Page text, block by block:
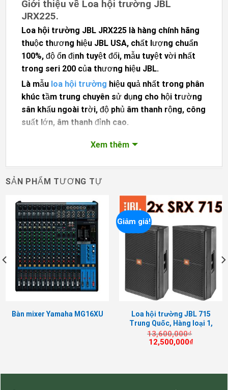
Giới thiệu về Loa hội trường JBL
JRX225.
Loa hội trường JBL JRX225 là hàng chính hãng
thuộc thương hiệu JBL USA, chất lượng chuẩn
100%, độ ổn định tuyệt đối, mẫu tuyệt vời nhất
trong seri 200 của thương hiệu JBL.
Là mẫu loa hội trường hiệu quả nhất trong phân
khúc tầm trung chuyên sử dụng cho hội trường
sân khấu ngoài trời, độ phủ âm thanh rộng, công
suất lớn, âm thanh đỉnh cao.
Loa sân khấu JBL JRX225 hàng chính hãng
Xem thêm
SẢN PHẨM TƯƠNG TỰ
Bàn mixer Yamaha MG16XU
Giảm giá!
Loa hội trường JBL 715
Trung Quốc, Hàng loại 1,
nhập khẩu nguyên thùng
13,600,000₫
Giá
12,500,000₫Giá